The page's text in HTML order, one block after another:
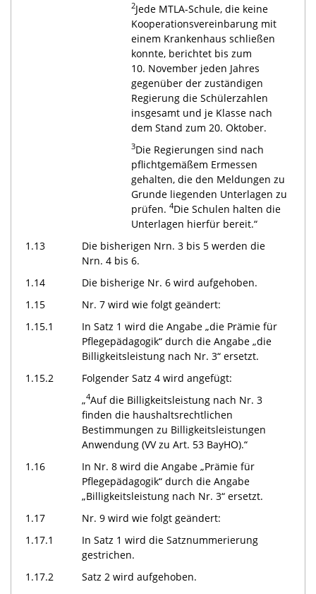
2Jede MTLA-Schule, die keine
Kooperationsvereinbarung mit
einem Krankenhaus schließen
konnte, berichtet bis zum
10. November jeden Jahres
gegenüber der zuständigen
Regierung die Schülerzahlen
insgesamt und je Klasse nach
dem Stand zum 20. Oktober.
3Die Regierungen sind nach
pflichtgemäßem Ermessen
gehalten, die den Meldungen zu
Grunde liegenden Unterlagen zu
prüfen. 4Die Schulen halten die
Unterlagen hierfür bereit.“
1.13
Die bisherigen Nrn. 3 bis 5 werden die
Nrn. 4 bis 6.
1.14
Die bisherige Nr. 6 wird aufgehoben.
1.15
Nr. 7 wird wie folgt geändert:
1.15.1
In Satz 1 wird die Angabe „die Prämie für
Pflegepädagogik“ durch die Angabe „die
Billigkeitsleistung nach Nr. 3“ ersetzt.
1.15.2
Folgender Satz 4 wird angefügt:
„4Auf die Billigkeitsleistung nach Nr. 3
finden die haushaltsrechtlichen
Bestimmungen zu Billigkeitsleistungen
Anwendung (VV zu Art. 53 BayHO).“
1.16
In Nr. 8 wird die Angabe „Prämie für
Pflegepädagogik“ durch die Angabe
„Billigkeitsleistung nach Nr. 3“ ersetzt.
1.17
Nr. 9 wird wie folgt geändert:
1.17.1
In Satz 1 wird die Satznummerierung
gestrichen.
1.17.2
Satz 2 wird aufgehoben.